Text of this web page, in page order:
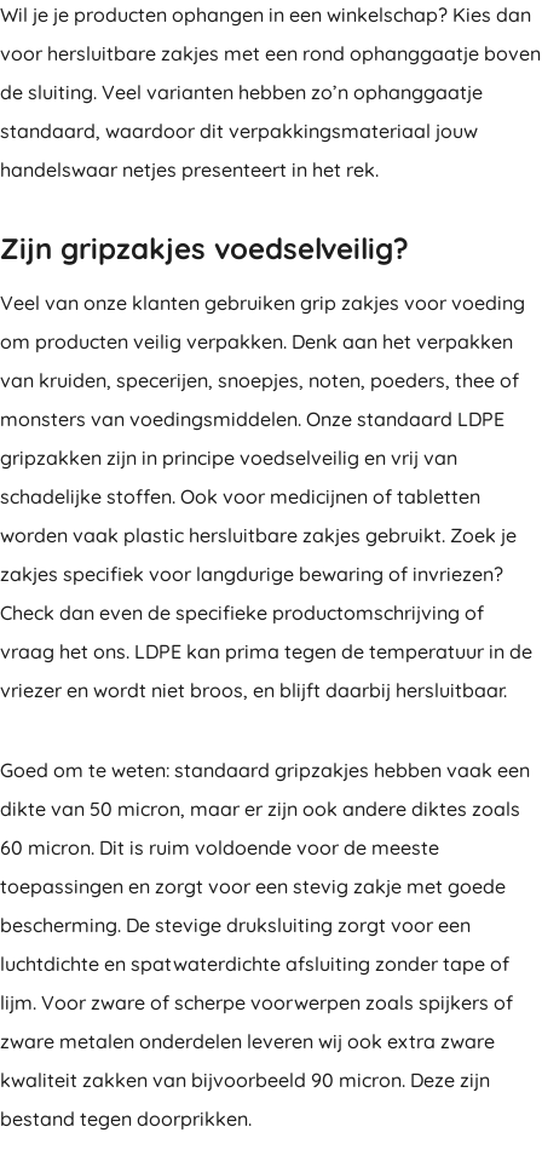
Wil je je producten ophangen in een winkelschap? Kies dan
voor hersluitbare zakjes met een rond ophanggaatje boven
de sluiting. Veel varianten hebben zo’n ophanggaatje
standaard, waardoor dit verpakkingsmateriaal jouw
handelswaar netjes presenteert in het rek.
Zijn gripzakjes voedselveilig?
Veel van onze klanten gebruiken grip zakjes voor voeding
om producten veilig verpakken. Denk aan het verpakken
van kruiden, specerijen, snoepjes, noten, poeders, thee of
monsters van voedingsmiddelen. Onze standaard LDPE
gripzakken zijn in principe voedselveilig en vrij van
schadelijke stoffen. Ook voor medicijnen of tabletten
worden vaak plastic hersluitbare zakjes gebruikt. Zoek je
zakjes specifiek voor langdurige bewaring of invriezen?
Check dan even de specifieke productomschrijving of
vraag het ons. LDPE kan prima tegen de temperatuur in de
vriezer en wordt niet broos, en blijft daarbij hersluitbaar.
Goed om te weten: standaard gripzakjes hebben vaak een
dikte van 50 micron, maar er zijn ook andere diktes zoals
60 micron. Dit is ruim voldoende voor de meeste
toepassingen en zorgt voor een stevig zakje met goede
bescherming. De stevige druksluiting zorgt voor een
luchtdichte en spatwaterdichte afsluiting zonder tape of
lijm. Voor zware of scherpe voorwerpen zoals spijkers of
zware metalen onderdelen leveren wij ook extra zware
kwaliteit zakken van bijvoorbeeld 90 micron. Deze zijn
bestand tegen doorprikken.